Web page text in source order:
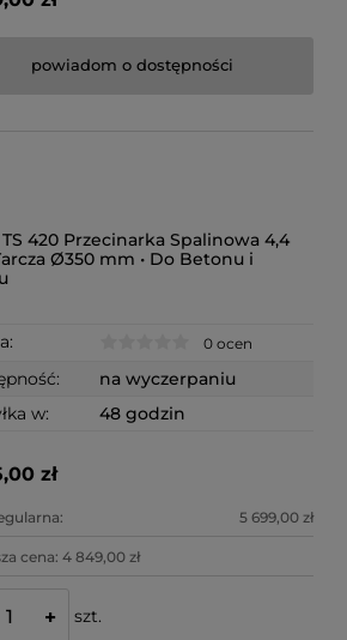
powiadom o dostępności
TS 420 Przecinarka Spalinowa 4,4
Ø350 mm • Do Betonu i
0 ocen
na wyczerpaniu
w:
48 godzin
zł
5 699,00 zł
cena:4 849,00 zł
+ szt.